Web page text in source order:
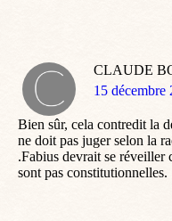
CLAUDE
dit
15 décembre
Bien sûr, cela contredit la
ne doit pas juger selon la
.Fabius devrait se réveiller
sont pas constitutionnelles.